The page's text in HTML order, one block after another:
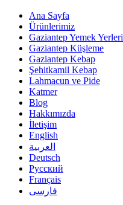
Ana Sayfa
Ürünlerimiz
Gaziantep Yemek Yerleri
Gaziantep Küşleme
Gaziantep Kebap
Şehitkamil Kebap
Lahmacun ve Pide
Katmer
Blog
Hakkımızda
İletişim
English
العربية
Deutsch
Русский
Français
فارسی